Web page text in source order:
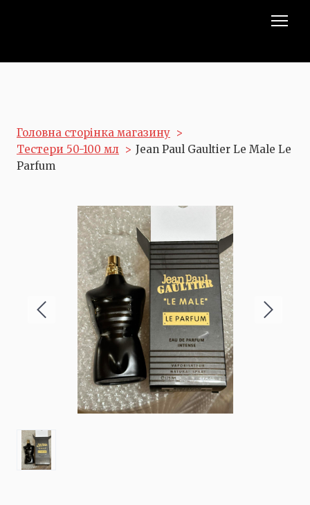
Головна сторінка магазину
Тестери 50-100 мл
Jean Paul Gaultier Le Male Le
Parfum